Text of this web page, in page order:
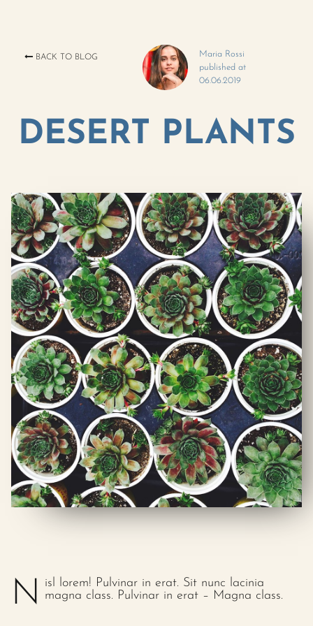
BACK TO BLOG
Maria Rossi
published at
06.06.2019
DESERT PLANTS
Nisl lorem! Pulvinar in erat. Sit nunc lacinia magna class. Pulvinar in erat – Magna class.